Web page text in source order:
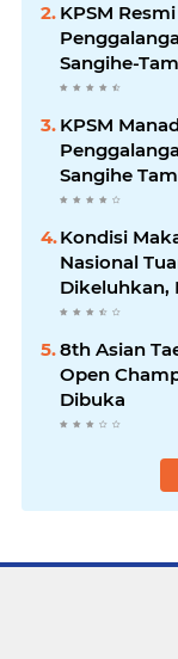
KPSM
Sangihe-
Tetap Terjaga
KPSM
Sangihe
Semangat
Banyak
Kondisi
Nasional
Dikeluhkan,
Pemerintah
Pembenahan
8th Asian
Open
Dibuka